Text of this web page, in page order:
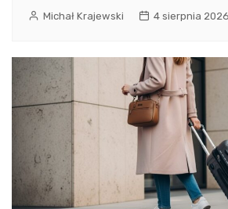
Michał Krajewski 4 sierpnia 2026